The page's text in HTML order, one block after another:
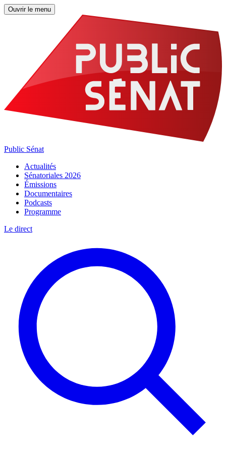
Ouvrir le menu
Public Sénat
Actualités
Sénatoriales 2026
Émissions
Documentaires
Podcasts
Programme
Le direct